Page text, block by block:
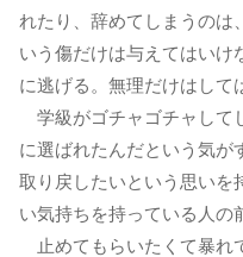
れたり、辞めてしまうのは
いう傷だけは与えてはいけ
に逃げる。無理だけはして
学級がゴチャゴチャして
に選ばれたんだという気が
取り戻したいという思いを
い気持ちを持っている人の
止めてもらいたくて暴れ